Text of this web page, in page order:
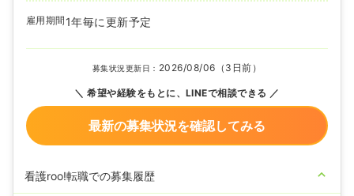
雇用期間 1年毎に更新予定
募集状況更新日： 2026/08/06（3日前）
希望や経験をもとに、LINEで相談できる
最新の募集状況を確認してみる
看護roo!転職での募集履歴